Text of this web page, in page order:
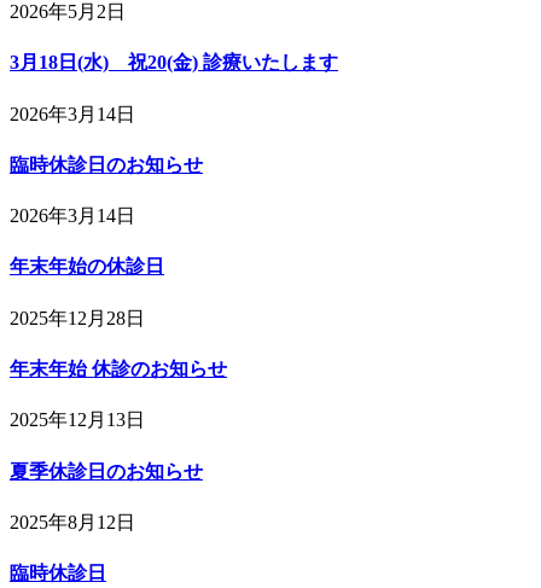
2026年5月2日
3月18日(水) 祝20(金) 診療いたします
2026年3月14日
臨時休診日のお知らせ
2026年3月14日
年末年始の休診日
2025年12月28日
年末年始 休診のお知らせ
2025年12月13日
夏季休診日のお知らせ
2025年8月12日
臨時休診日